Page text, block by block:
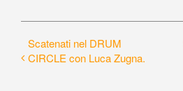
Scatenati nel DRUM
CIRCLE con Luca Zugna.